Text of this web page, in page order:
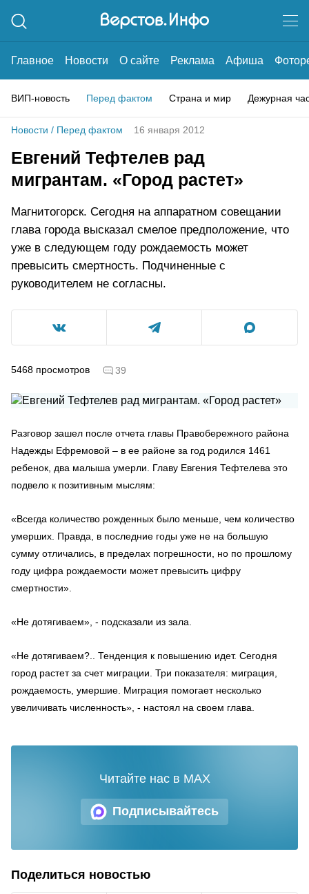
Главное Новости О сайте Реклама Афиша
ВИП-новость Перед фактом Страна и мир Дежурная
Новости / Перед фактом 16 января 2012
Евгений Тефтелев рад
мигрантам. «Город растет»
Магнитогорск. Сегодня на аппаратном совещании
глава города высказал смелое предположение, что
уже в следующем году рождаемость может
превысить смертность. Подчиненные с
руководителем не согласны.
5468 просмотров 39
Разговор зашел после отчета главы Правобережного района
Надежды Ефремовой – в ее районе за год родилcя 1461
ребенок, два малыша умерли. Главу Евгения Тефтелева это
подвело к позитивным мыслям:
«Всегда количество рожденных было меньше, чем количество
умерших. Правда, в последние годы уже не на большую
сумму отличались, в пределах погрешности, но по прошлому
году цифра рождаемости может превысить цифру
смертности».
«Не дотягиваем», - подсказали из зала.
«Не дотягиваем?.. Тенденция к повышению идет. Сегодня
город растет за счет миграции. Три показателя: миграция,
рождаемость, умершие. Миграция помогает несколько
увеличивать численность», - настоял на своем глава.
Подписывайтесь
Читайте нас в MAX
Поделиться новостью